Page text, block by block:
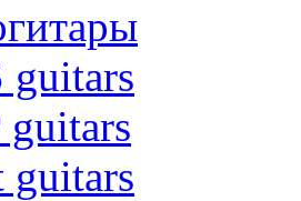
guitars
guitars
guitars